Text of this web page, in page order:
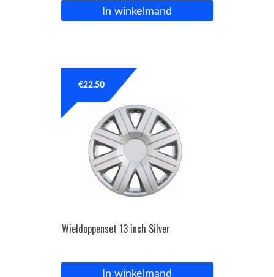
In winkelmand
Wieldoppenset 13 inch Silver
€22.50
In winkelmand